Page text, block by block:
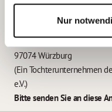
Nur
Betreiber der
Garitz
Kantstraße 45a
97074 Würzburg
(Ein Tochterunternehmen
e.V.)
Bitte senden Sie an diese